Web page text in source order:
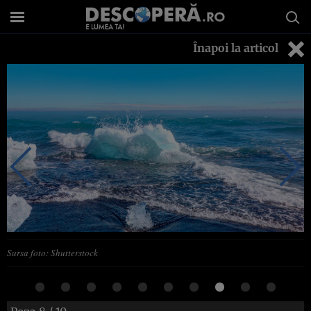
Înapoi la articol
Sursa foto: Shutterstock